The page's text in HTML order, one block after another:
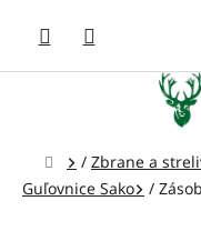
obsah
Domov
/ Zbrane a
Guľovnice Sako
/